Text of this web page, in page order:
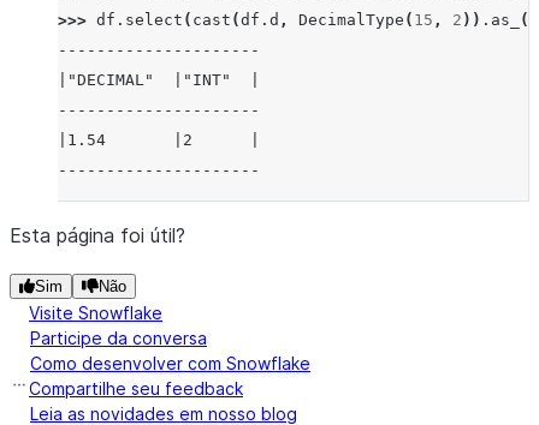
>>> df . select ( cast (df . d , DecimalType ( 15 , 2 )) . as_ (
---------------------
|"DECIMAL"  |"INT"  |
---------------------
|1.54       |2      |
---------------------
Esta página foi útil?
Sim Não
Visite Snowflake
Participe da conversa
Como desenvolver com Snowflake
Compartilhe seu feedback
Leia as novidades em nosso blog